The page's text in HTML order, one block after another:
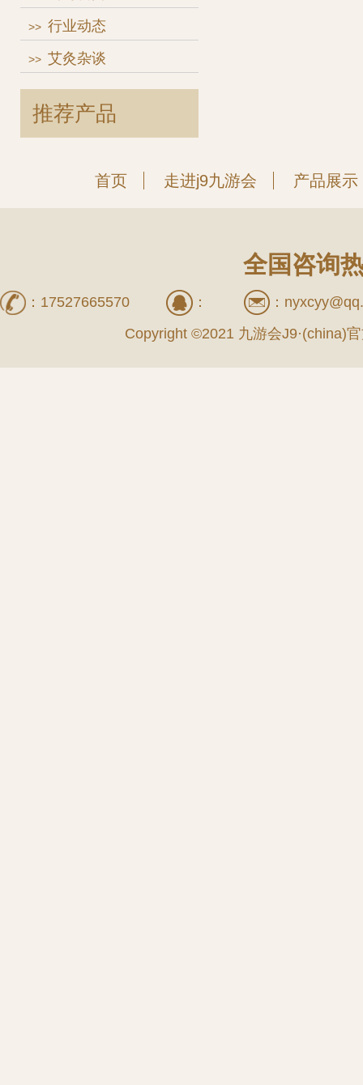
>> 行业动态
>> 艾灸杂谈
推荐产品
首页 走进j9九游会 产品展示
全国咨询
： 17527665570 ： ：
Copyright ©2021 九游会J9·(china)官